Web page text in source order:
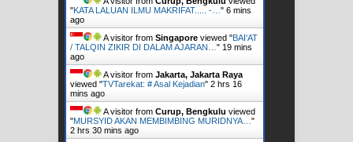
"KATA LALUAN ILMU MAKRIFAT..... -… " 6 mins
ago
A visitor from Singapore viewed "BAI'AT
/ TALQIN ZIKIR DI DALAM AJARAN… " 19 mins
ago
A visitor from Jakarta, Jakarta Raya
viewed "TVTarekat: # Asal Kejadian" 2 hrs 16
mins ago
A visitor from Curup, Bengkulu viewed
"MURSYID AKAN MEMBIMBING MURIDNYA… "
2 hrs 30 mins ago